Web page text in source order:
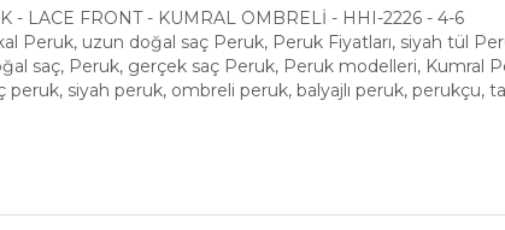
- LACE FRONT - KUMRAL OMBRELİ - HHI-2226 - 4-6
Peruk, uzun doğal saç Peruk, Peruk Fiyatları, siyah tül
saç, Peruk, gerçek saç Peruk, Peruk modelleri, Kumral
siyah peruk, ombreli peruk, balyajlı peruk, perukçu,